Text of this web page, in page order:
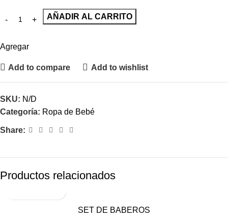
AÑADIR AL CARRITO
Agregar
Add to compare Add to wishlist
SKU: N/D
Categoría: Ropa de Bebé
Share:
Productos relacionados
SET DE BABEROS